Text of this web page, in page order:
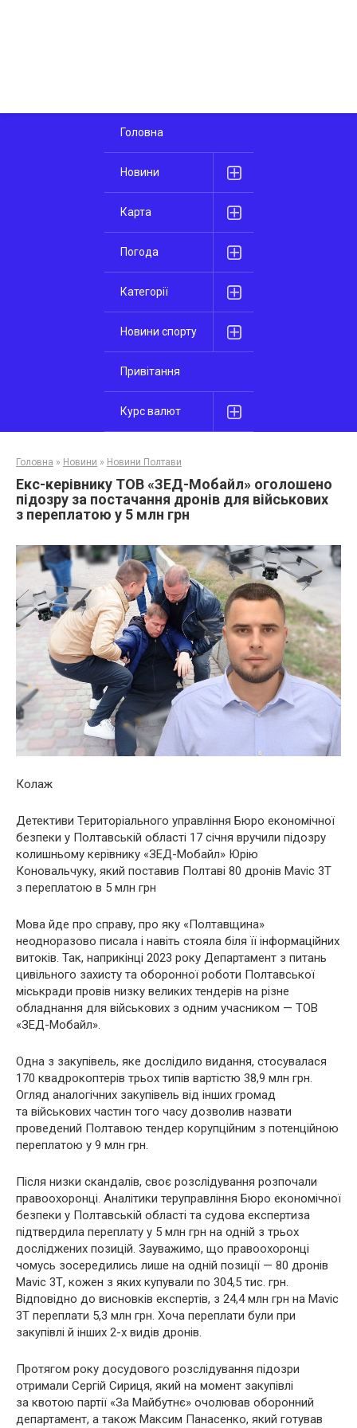
Головна
Новини
Карта
Погода
Категорії
Новини спорту
Привітання
Курс валют
Головна » Новини » Новини Полтави
Екс-керівнику ТОВ «ЗЕД-Мобайл» оголошено
підозру за постачання дронів для військових
з переплатою у 5 млн грн
Колаж
Детективи Територіального управління Бюро економічної
безпеки у Полтавській області 17 січня вручили підозру
колишньому керівнику «ЗЕД-Мобайл» Юрію
Коновальчуку, який поставив Полтаві 80 дронів Mavic 3T
з переплатою в 5 млн грн
Мова йде про справу, про яку «Полтавщина»
неодноразово писала і навіть стояла біля її інформаційних
витоків. Так, наприкінці 2023 року Департамент з питань
цивільного захисту та оборонної роботи Полтавської
міськради провів низку великих тендерів на різне
обладнання для військових з одним учасником — ТОВ
«ЗЕД-Мобайл».
Одна з закупівель, яке дослідило видання, стосувалася
170 квадрокоптерів трьох типів вартістю 38,9 млн грн.
Огляд аналогічних закупівель від інших громад
та військових частин того часу дозволив назвати
проведений Полтавою тендер корупційним з потенційною
переплатою у 9 млн грн.
Після низки скандалів, своє розслідування розпочали
правоохоронці. Аналітики теруправління Бюро економічної
безпеки у Полтавській області та судова експертиза
підтвердила переплату у 5 млн грн на одній з трьох
досліджених позицій. Зауважимо, що правоохоронці
чомусь зосередились лише на одній позиції — 80 дронів
Mavic 3Т, кожен з яких купували по 304,5 тис. грн.
Відповідно до висновків експертів, з 24,4 млн грн на Mavic
3T переплати 5,3 млн грн. Хоча переплати були при
закупівлі й інших 2-х видів дронів.
Протягом року досудового розслідування підозри
отримали Сергій Сириця, який на момент закупівлі
за квотою партії «За Майбутнє» очолював оборонний
департамент, а також Максим Панасенко, який готував